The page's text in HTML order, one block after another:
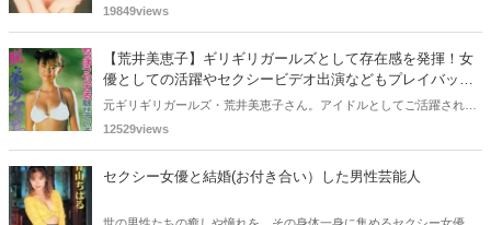
の視線を釘付けにした小松みゆきさん。かつてAVデビューもしていま
軌跡をエロ目線を加えて振り返っていきたいと思います。
19849views
【荒井美恵子】ギリギリガールズとして存在感を発揮！女
優としての活躍やセクシービデオ出演などもプレイバッ
ク！
元ギリギリガールズ・荒井美恵子さん。アイドルとしてご活躍され、
その後、彼女は女優業に転身して存在感を発揮しました。AV出演はか
ーカスして、その軌跡をエッチな目線を加えて振り返っていきたいと
思います。
12529views
セクシー女優と結婚(お付き合い）した男性芸能人